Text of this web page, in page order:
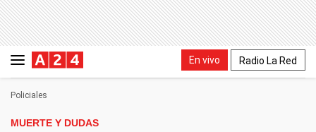
En vivo Radio La Red
Policiales
MUERTE Y DUDAS